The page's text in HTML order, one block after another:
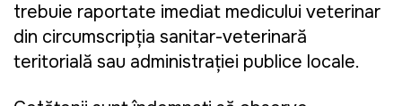
trebuie raportate imediat medicului veterinar
din circumscripția sanitar-veterinară
teritorială sau administrației publice locale.